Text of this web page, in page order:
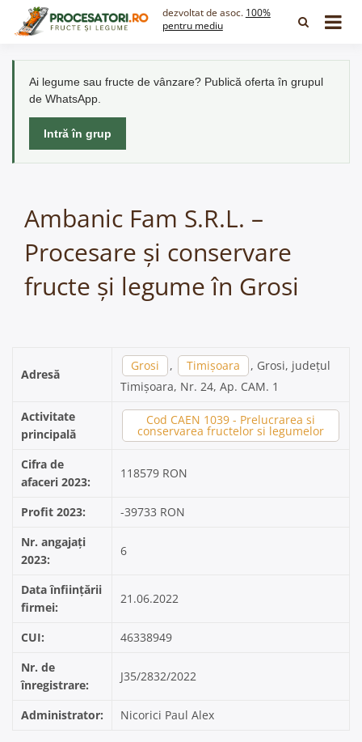
dezvoltat de asoc. 100%
pentru mediu
Ai legume sau fructe de vânzare? Publică oferta în grupul
de WhatsApp.
Intră în grup
Ambanic Fam S.R.L. –
Procesare și conservare
fructe și legume în Grosi
Adresă
Grosi , Timișoara
, Grosi, județul
Timișoara, Nr. 24, Ap. CAM. 1
Activitate
principală
Cod CAEN 1039 - Prelucrarea si
conservarea fructelor si legumelor
Cifra de
afaceri 2023:
118579 RON
Profit 2023:
-39733 RON
Nr. angajați
2023:
6
Data înființării
firmei:
21.06.2022
CUI:
46338949
Nr. de
înregistrare:
J35/2832/2022
Administrator: Nicorici Paul Alex